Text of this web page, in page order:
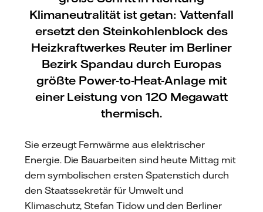
Klimaneutralität ist getan: Vattenfall
ersetzt den Steinkohlenblock des
Heizkraftwerkes Reuter im Berliner
Bezirk Spandau durch Europas
größte Power-to-Heat-Anlage mit
einer Leistung von 120 Megawatt
thermisch.
Sie erzeugt Fernwärme aus elektrischer
Energie. Die Bauarbeiten sind heute Mittag mit
dem symbolischen ersten Spatenstich durch
den Staatssekretär für Umwelt und
Klimaschutz, Stefan Tidow und den Berliner